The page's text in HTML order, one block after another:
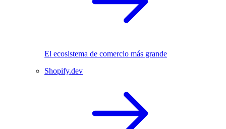
El ecosistema de comercio más grande
Shopify.dev